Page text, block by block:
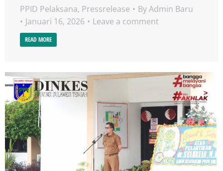
PPID Pelaksana, Pressrelease ByAdmin Baru
Januari 16, 2026
Leave a comment
READ MORE